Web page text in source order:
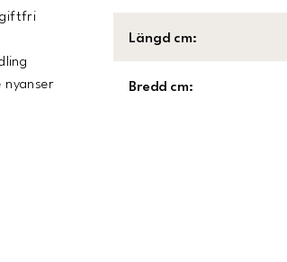
giftfri
nyanser
Längd cm:
Bredd cm: